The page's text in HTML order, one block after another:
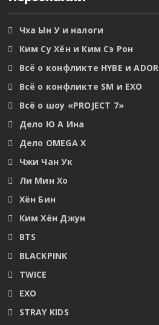
Чха Ын У и налоги
Ким Су Хён и Ким Сэ Рон
Всё о конфликте HYBE и ADOR
Всё о конфликте SM и EXO
Всё о шоу «PROJECT 7»
Дело Ю А Ина
Дело OMEGA X
Чжи Чан Ук
Ли Мин Хо
Хён Бин
Ким Хён Джун
BTS
BLACKPINK
TWICE
EXO
STRAY KIDS